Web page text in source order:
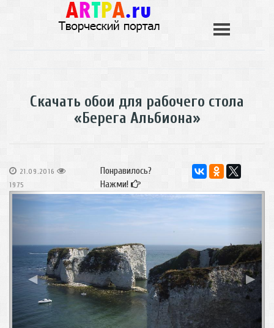
Скачать обои для рабочего стола
«Берега Альбиона»
21.09.2016
1975
Понравилось?
Нажми!
◀ ▶